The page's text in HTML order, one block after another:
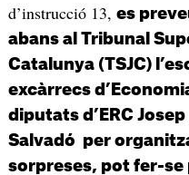
d’instrucció 13, es
abans al Tribunal
Catalunya (TSJC)
excàrrecs
diputats d’ERC
Salvadó per
sorpreses, pot fer-se